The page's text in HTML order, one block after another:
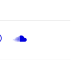
Podcast